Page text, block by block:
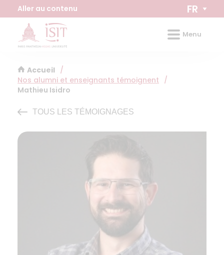
Panneau de gestion des cookies
Aller au contenu FR
Menu
Accueil /
Nos alumni et enseignants témoignent /
Mathieu Isidro
TOUS LES TÉMOIGNAGES